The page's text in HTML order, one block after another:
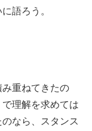
語ろう。
重ねてきたの
理解を求めては
なら、スタンス